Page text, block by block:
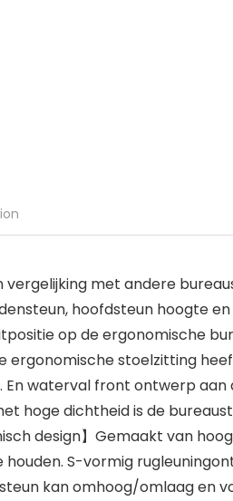
vergelijking met andere
hoofdsteun hoogte
op de ergonomische
ergonomische stoelzitting
waterval front ontwerp
hoge dichtheid is de
design】Gemaakt van
S-vormig
kan omhoog/omlaag